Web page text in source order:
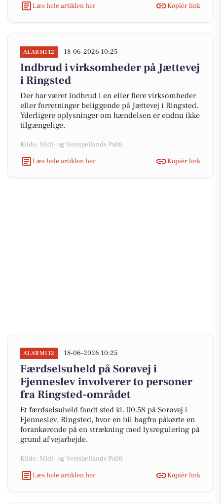
Læs hele artiklen her
Kopiér link
ALARM112 18-06-2026 10:25
Indbrud i virksomheder på Jættevej
i Ringsted
Der har været indbrud i en eller flere virksomheder
eller forretninger beliggende på Jættevej i Ringsted.
Yderligere oplysninger om hændelsen er endnu ikke
tilgængelige.
Kilde: Midt- og Vestsjællands Politi
Læs hele artiklen her
Kopiér link
ALARM112 18-06-2026 10:25
Færdselsuheld på Sorøvej i
Fjenneslev involverer to personer
fra Ringsted-området
Et færdselsuheld fandt sted kl. 00.58 på Sorøvej i
Fjenneslev, Ringsted, hvor en bil bagfra påkørte en
forankørende på en strækning med lysregulering på
grund af vejarbejde.
Kilde: Midt- og Vestsjællands Politi
Læs hele artiklen her
Kopiér link